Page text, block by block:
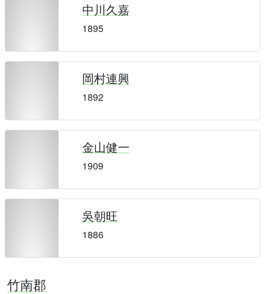
中川久嘉
1895
岡村連興
1892
金山健一
1909
吳朝旺
1886
竹南郡